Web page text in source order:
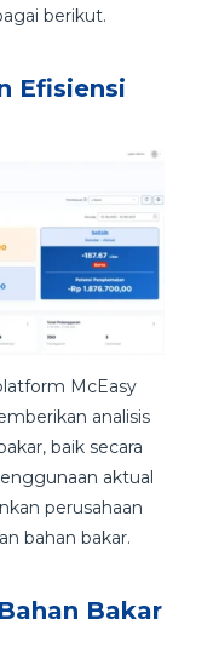
berikut.
Efisiensi
McEasy
analisis
baik secara
aktual
perusahaan
bahan bakar.
Bakar